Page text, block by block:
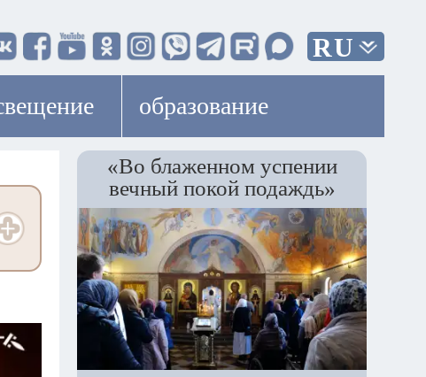
RU
образование
«Во блаженном успении
вечный покой подаждь»